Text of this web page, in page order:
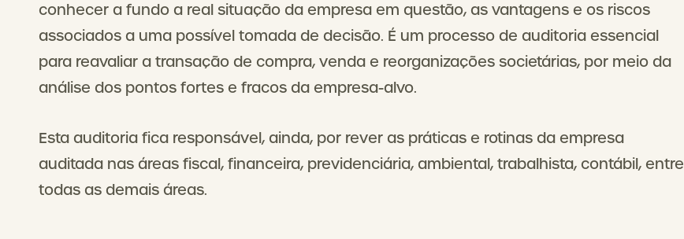
conhecer a fundo a real situação da empresa em questão, as vantagens e os riscos
associados a uma possível tomada de decisão. É um processo de auditoria essencial
para reavaliar a transação de compra, venda e reorganizações societárias, por meio da
análise dos pontos fortes e fracos da empresa-alvo.
Esta auditoria fica responsável, ainda, por rever as práticas e rotinas da empresa
auditada nas áreas fiscal, financeira, previdenciária, ambiental, trabalhista, contábil, entre
todas as demais áreas.